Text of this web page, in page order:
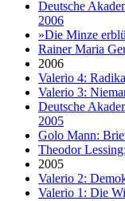
Deutsche
2006
»Die Minze
Rainer Maria
2006
Valerio 4:
Valerio 3:
Deutsche
2005
Golo Mann:
Theodor
2005
Valerio 2:
Valerio 1: Die